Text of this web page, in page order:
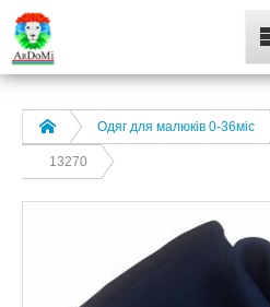
Одяг для малюків 0-36міс
13270